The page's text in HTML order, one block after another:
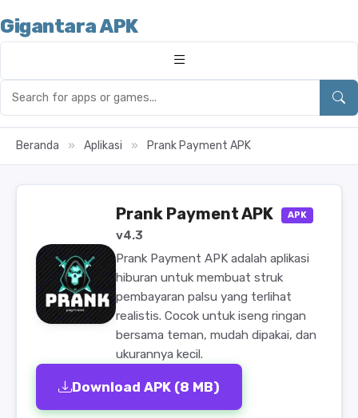
Gigantara APK
Beranda » Aplikasi » Prank Payment APK
Prank Payment APK APK
v4.3
Prank Payment APK adalah aplikasi
hiburan untuk membuat struk
pembayaran palsu yang terlihat
realistis. Cocok untuk iseng ringan
bersama teman, mudah dipakai, dan
ukurannya kecil.
Download APK (8 MB)